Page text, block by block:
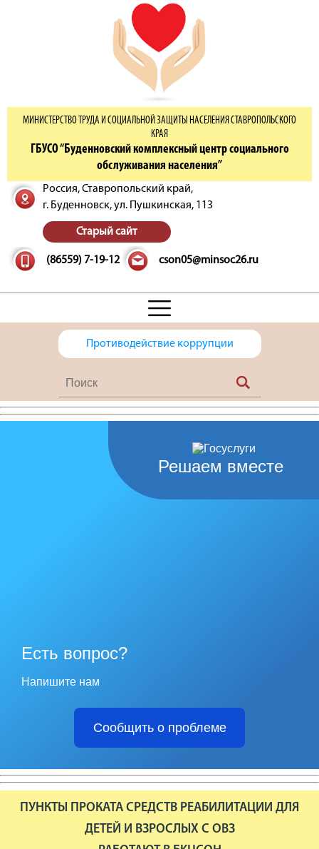
МИНИСТЕРСТВО ТРУДА И СОЦИАЛЬНОЙ ЗАЩИТЫ НАСЕЛЕНИЯ СТАВРОПОЛЬСКОГО
КРАЯ
ГБУСО “Буденновский комплексный центр социального
обслуживания населения”
Россия, Ставропольский край,
г. Буденновск,ул. Пушкинская, 113
Старый сайт
(86559) 7-19-12 cson05@minsoc26.ru
Противодействие коррупции
Решаем вместе
Есть вопрос?
Напишите нам
Сообщить о проблеме
ПУНКТЫ ПРОКАТА СРЕДСТВ РЕАБИЛИТАЦИИ ДЛЯ
ДЕТЕЙ И ВЗРОСЛЫХ С ОВЗ